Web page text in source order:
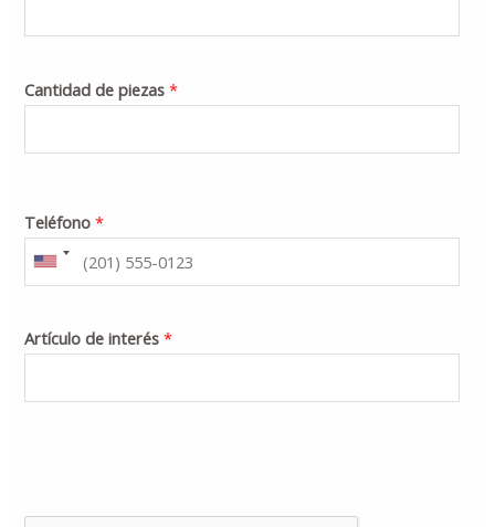
Cantidad de piezas*
Teléfono*
Artículo de interés*